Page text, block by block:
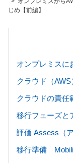
じめ【前編】
オンプレミスに
クラウド（AWS
クラウドの責任
移行フェーズと
評価 Assess（ア
移行準備